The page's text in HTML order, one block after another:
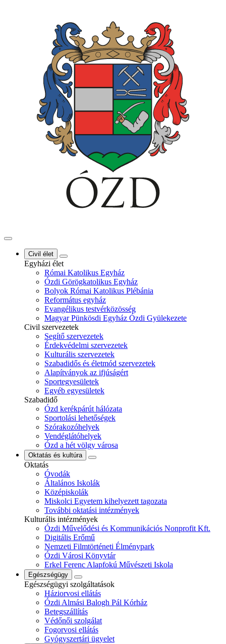
Civil élet
Egyházi élet
Római Katolikus Egyház
Ózdi Görögkatolikus Egyház
Bolyok Római Katolikus Plébánia
Református egyház
Evangélikus testvérközösség
Magyar Pünkösdi Egyház Ózdi Gyülekezete
Civil szervezetek
Segítő szervezetek
Érdekvédelmi szervezetek
Kulturális szervezetek
Szabadidős és életmód szervezetek
Alapítványok az ifjúságért
Sportegyesületek
Egyéb egyesületek
Szabadidő
Ózd kerékpárút hálózata
Sportolási lehetőségek
Szórakozóhelyek
Vendéglátóhelyek
Ózd a hét völgy városa
Oktatás és kultúra
Oktatás
Óvodák
Általános Iskolák
Középiskolák
Miskolci Egyetem kihelyezett tagozata
További oktatási intézmények
Kulturális intézmények
Ózdi Művelődési és Kommunikációs Nonprofit Kft.
Digitális Erőmű
Nemzeti Filmtörténeti Élménypark
Ózdi Városi Könyvtár
Erkel Ferenc Alapfokú Művészeti Iskola
Egészségügy
Egészségügyi szolgáltatások
Háziorvosi ellátás
Ózdi Almási Balogh Pál Kórház
Betegszállítás
Védőnői szolgálat
Fogorvosi ellátás
Gyógyszertári ügyelet